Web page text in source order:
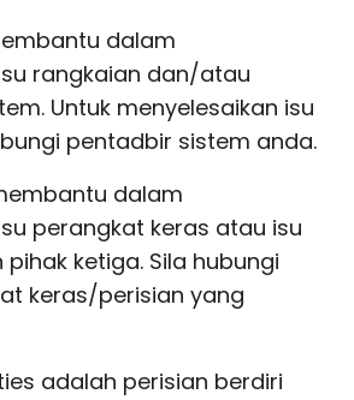
dalam
rangkaian dan/atau
Untuk menyelesaikan isu
pentadbir sistem anda.
dalam
perangkat keras atau isu
ketiga. Sila hubungi
keras/perisian yang
adalah perisian berdiri